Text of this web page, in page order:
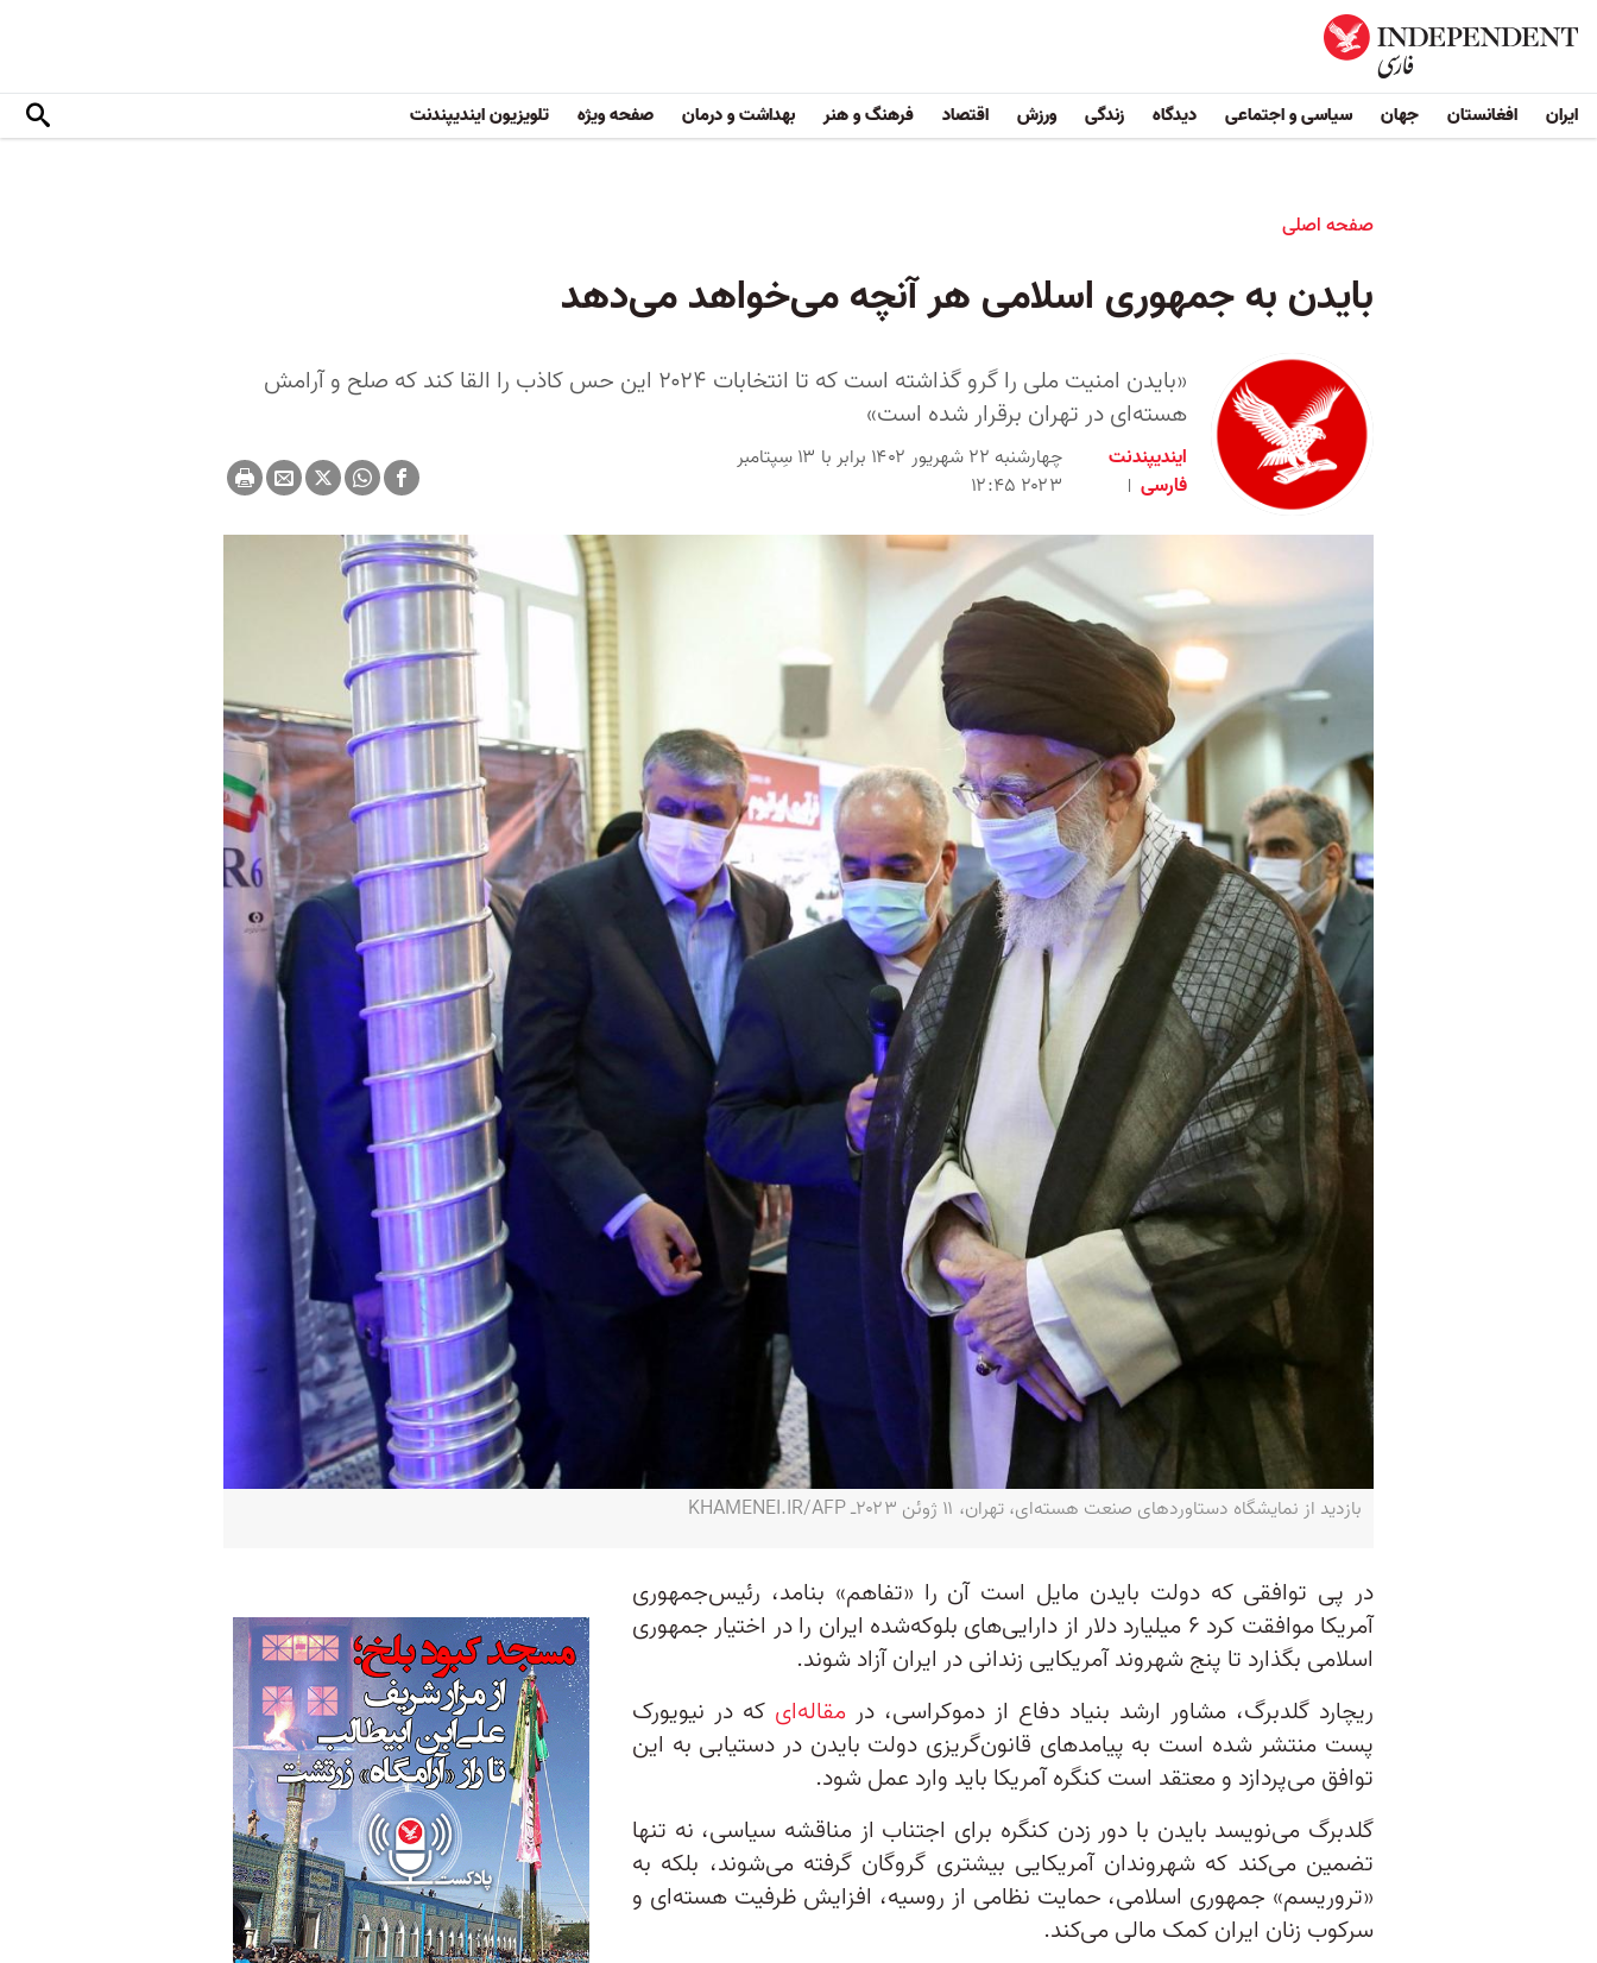
ایران افغانستان جهان سیاسی و اجتماعی دیدگاه زندگی ورزش اقتصاد فرهنگ و هنر بهداشت و درمان صفحه ویژه تلویزیون ایندیپندنت
صفحه اصلی
بایدن به جمهوری اسلامی هر آنچه می‌خواهد می‌دهد
«بایدن امنیت ملی را گرو گذاشته است که تا انتخابات ۲۰۲۴ این حس کاذب را القا کند که صلح و آرامش
هسته‌ای در تهران برقرار شده است»
ایندیپندنت
فارسی
چهارشنبه ۲۲ شهریور ۱۴۰۲ برابر با ۱۳ سِپتامبر
۲۰۲۳ ۱۲:۴۵
بازدید از نمایشگاه دستاوردهای صنعت هسته‌ای، تهران، ۱۱ ژوئن ۲۰۲۳‌ـ KHAMENEI.IR/AFP
در پی توافقی که دولت بایدن مایل است آن را «تفاهم» بنامد، رئیس‌جمهوری
آمریکا موافقت کرد ۶ میلیارد دلار از دارایی‌های بلوکه‌شده ایران را در اختیار جمهوری
اسلامی بگذارد تا پنج شهروند آمریکایی زندانی در ایران آزاد شوند.
ریچارد گلدبرگ، مشاور ارشد بنیاد دفاع از دموکراسی، در مقاله‌ای که در نیویورک
پست منتشر شده است به پیامدهای قانون‌گریزی دولت بایدن در دستیابی به این
توافق می‌پردازد و معتقد است کنگره آمریکا باید وارد عمل شود.
گلدبرگ می‌نویسد بایدن با دور زدن کنگره برای اجتناب از مناقشه سیاسی، نه تنها
تضمین می‌کند که شهروندان آمریکایی بیشتری گروگان گرفته می‌شوند، بلکه به
«تروریسم» جمهوری اسلامی، حمایت نظامی از روسیه، افزایش ظرفیت هسته‌ای و
سرکوب زنان ایران کمک مالی می‌کند.